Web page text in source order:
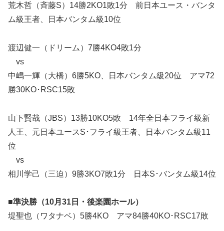
荒木哲（斉藤S）14勝2KO1敗1分 前日本ユース・バンタ
ム級王者、日本バンタム級10位
渡辺健一（ドリーム）7勝4KO4敗1分
vs
中嶋一輝（大橋）6勝5KO、日本バンタム級20位 アマ72
勝30KO･RSC15敗
山下賢哉（JBS）13勝10KO5敗 14年全日本フライ級新
人王、元日本ユースS･フライ級王者、日本バンタム級11
位
vs
相川学己（三迫）9勝3KO7敗1分 日本S･バンタム級14位
■準決勝（10月31日・後楽園ホール）
堤聖也（ワタナベ）5勝4KO アマ84勝40KO･RSC17敗